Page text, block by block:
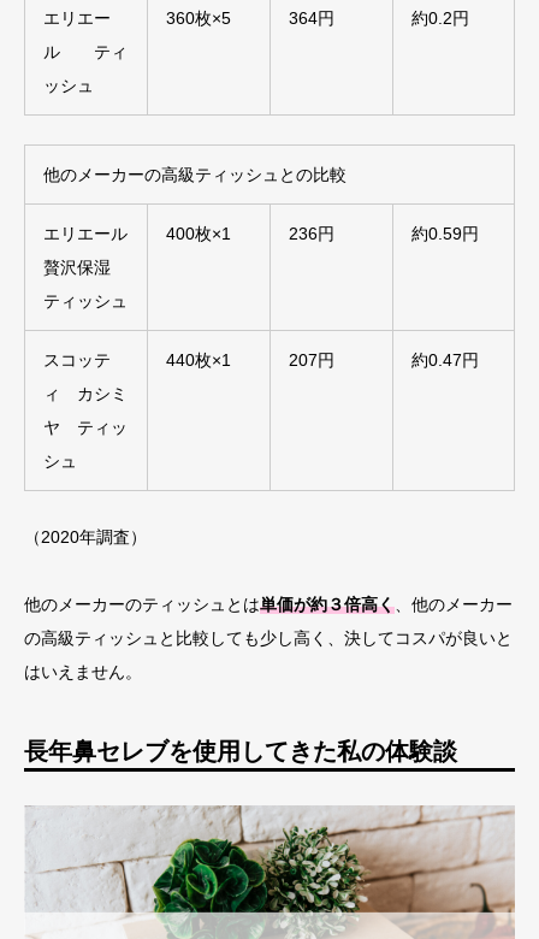
エリエー
ル ティ
ッシュ
360枚×5 364円 約0.2円
他のメーカーの高級ティッシュとの比較
エリエール
贅沢保湿
ティッシュ
400枚×1 236円 約0.59円
スコッテ
ィ カシミ
ヤ ティッ
シュ
440枚×1 207円 約0.47円
（2020年調査）
他のメーカーのティッシュとは単価が約３倍高く 、他のメーカー
の高級ティッシュと比較しても少し高く、決してコスパが良いと
はいえません。
長年鼻セレブを使用してきた私の体験談